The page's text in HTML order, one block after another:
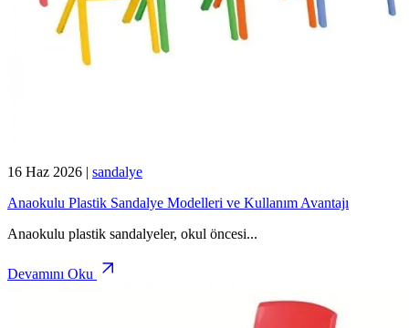
16 Haz 2026 | sandalye
Anaokulu Plastik Sandalye Modelleri ve Kullanım Avantajı
Anaokulu plastik sandalyeler, okul öncesi...
Devamını Oku